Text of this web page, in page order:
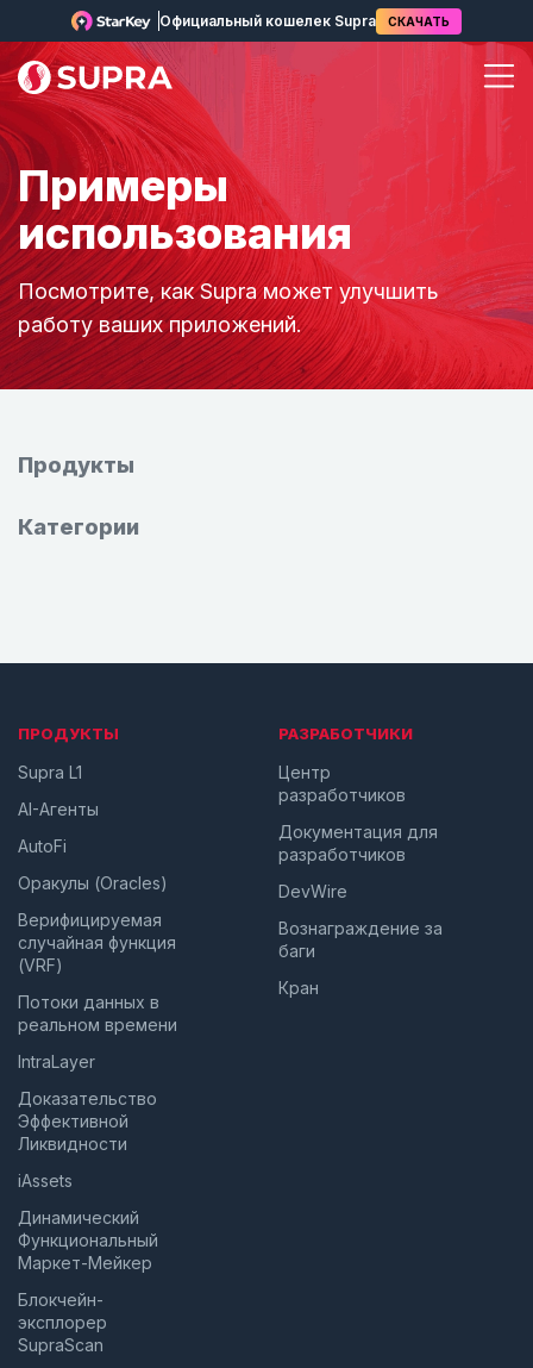
Официальный кошелек Supra СКАЧАТЬ
Примеры
использования
Посмотрите, как Supra может улучшить
работу ваших приложений.
Продукты
Категории
ПРОДУКТЫ
Supra L1
AI-Агенты
AutoFi
Оракулы (Oracles)
Верифицируемая
случайная функция
(VRF)
Потоки данных в
реальном времени
IntraLayer
Доказательство
Эффективной
Ликвидности
iAssets
Динамический
Функциональный
Маркет-Мейкер
Блокчейн-
эксплорер
SupraScan
РАЗРАБОТЧИКИ
Центр
разработчиков
Документация для
разработчиков
DevWire
Вознаграждение за
баги
Кран